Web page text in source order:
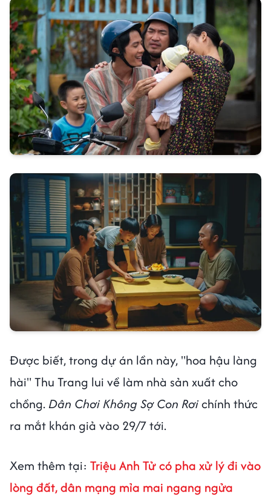
Được biết, trong dự án lần này, "hoa hậu làng
hài" Thu Trang lui về làm nhà sản xuất cho
chồng. Dân Chơi Không Sợ Con Rơichính thức
ra mắt khán giả vào 29/7 tới.
Xem thêm tại: Triệu Anh Tử có pha xử lý đi vào
lòng đất, dân mạng mỉa mai ngang ngửa